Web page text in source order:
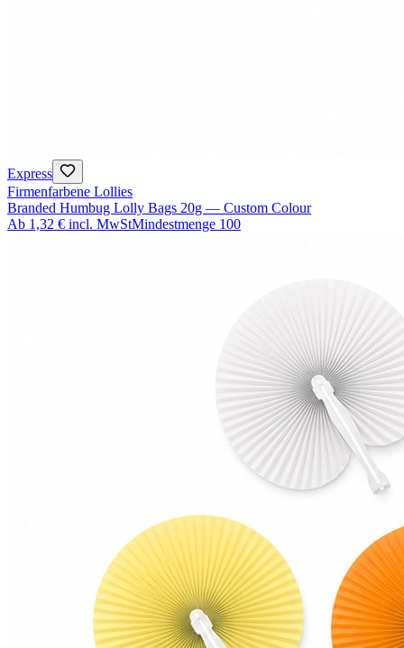
Express
Firmenfarbene Lollies
Branded Humbug Lolly Bags 20g — Custom Colour
Ab 1,32 € incl. MwStMindestmenge 100